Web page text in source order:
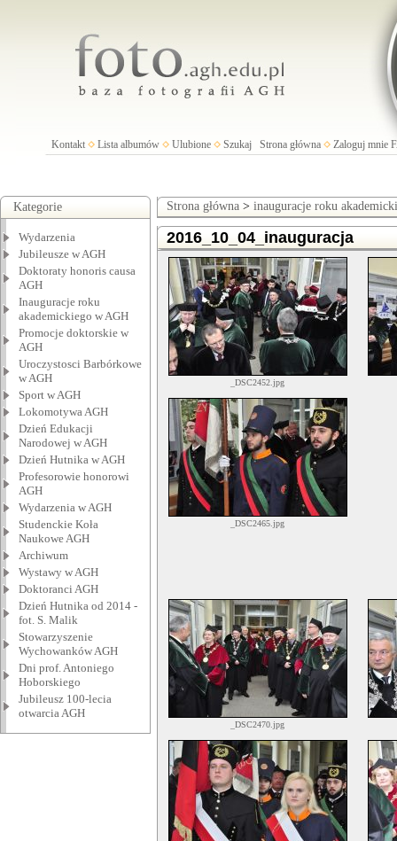
Kontakt Lista albumów Ulubione Szukaj Strona główna Zaloguj mnie
Kategorie
Wydarzenia
Jubileusze w AGH
Doktoraty honoris causa
AGH
Inauguracje roku
akademickiego w AGH
Promocje doktorskie w
AGH
Uroczystosci Barbórkowe
w AGH
Sport w AGH
Lokomotywa AGH
Dzień Edukacji
Narodowej w AGH
Dzień Hutnika w AGH
Profesorowie honorowi
AGH
Wydarzenia w AGH
Studenckie Koła
Naukowe AGH
Archiwum
Wystawy w AGH
Doktoranci AGH
Dzień Hutnika od 2014 -
fot. S. Malik
Stowarzyszenie
Wychowanków AGH
Dni prof. Antoniego
Hoborskiego
Jubileusz 100-lecia
otwarcia AGH
Strona główna > inauguracje roku
2016_10_04_inauguracja
_DSC2452.jpg
_DSC2465.jpg
_DSC2470.jpg